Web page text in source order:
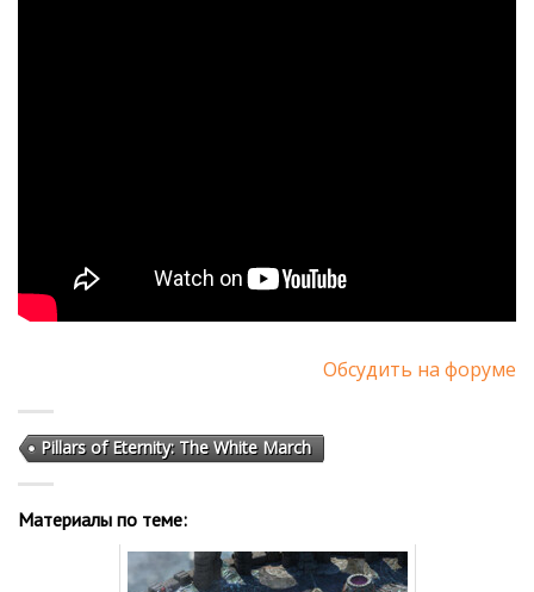
Обсудить на форуме
Pillars of Eternity: The White March
Материалы по теме: